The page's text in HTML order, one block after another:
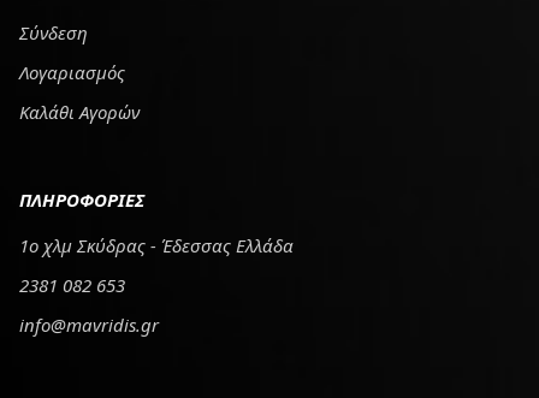
Σύνδεση
Λογαριασμός
Καλάθι Αγορών
ΠΛΗΡΟΦΟΡΙΕΣ
1ο χλμ Σκύδρας - Έδεσσας Ελλάδα
2381 082 653
info@mavridis.gr